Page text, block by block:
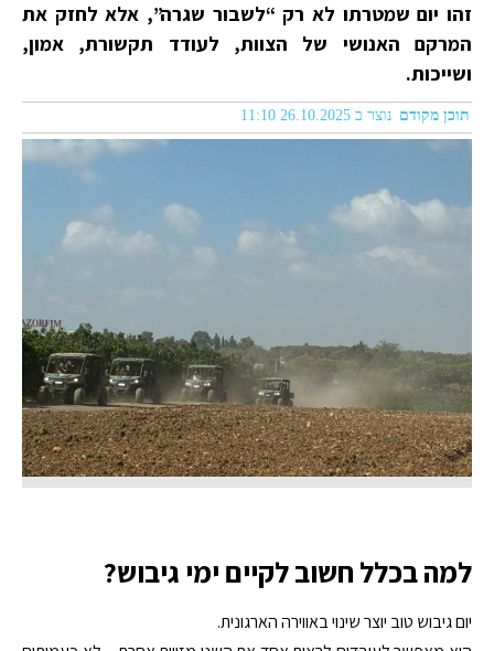
זהו יום שמטרתו לא רק “לשבור שגרה”, אלא לחזק את
המרקם האנושי של הצוות, לעודד תקשורת, אמון,
ושייכות.
תוכן מקודם נוצר ב 26.10.2025 11:10
למה בכלל חשוב לקיים ימי גיבוש?
יום גיבוש טוב יוצר שינוי באווירה הארגונית.